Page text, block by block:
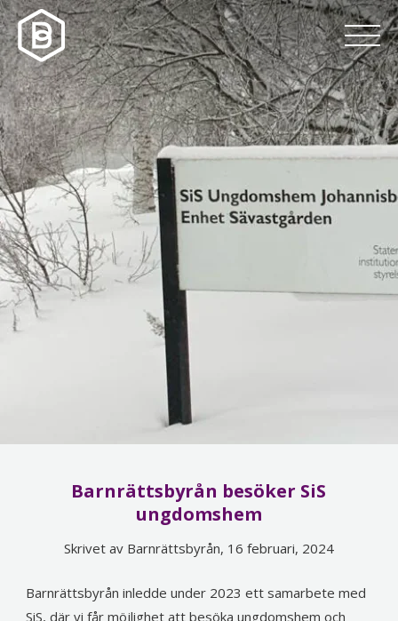
Barnrättsbyrån besöker SiS
ungdomshem
Skrivet av Barnrättsbyrån, 16 februari, 2024
Barnrättsbyrån inledde under 2023 ett samarbete med
SiS, där vi får möjlighet att besöka ungdomshem och